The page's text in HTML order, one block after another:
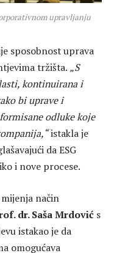
upravljanju
sposobnost uprava
tržišta. „S
kontinuirana i
bi uprave i
odluke koje
istakla je
da ESG
i nove procese.
način
dr. Saša Mrdović s
istakao je da
omogućava